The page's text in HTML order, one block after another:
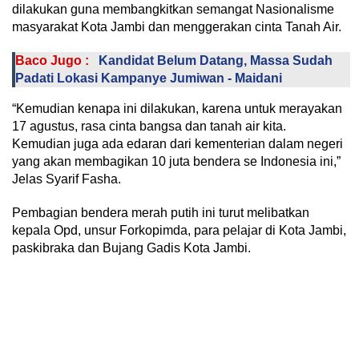
dilakukan guna membangkitkan semangat Nasionalisme
masyarakat Kota Jambi dan menggerakan cinta Tanah Air.
Baco Jugo :
Kandidat Belum Datang, Massa Sudah
Padati Lokasi Kampanye Jumiwan - Maidani
“Kemudian kenapa ini dilakukan, karena untuk merayakan
17 agustus, rasa cinta bangsa dan tanah air kita.
Kemudian juga ada edaran dari kementerian dalam negeri
yang akan membagikan 10 juta bendera se Indonesia ini,”
Jelas Syarif Fasha.
Pembagian bendera merah putih ini turut melibatkan
kepala Opd, unsur Forkopimda, para pelajar di Kota Jambi,
paskibraka dan Bujang Gadis Kota Jambi.